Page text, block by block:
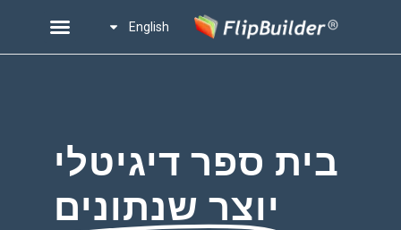
English
בית ספר דיגיטלי
יוצר שנתונים